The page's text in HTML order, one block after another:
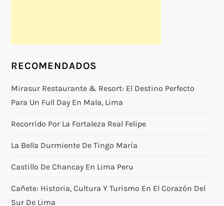
RECOMENDADOS
Mirasur Restaurante & Resort: El Destino Perfecto
Para Un Full Day En Mala, Lima
Recorrido Por La Fortaleza Real Felipe
La Bella Durmiente De Tingo María
Castillo De Chancay En Lima Peru
Cañete: Historia, Cultura Y Turismo En El Corazón Del
Sur De Lima